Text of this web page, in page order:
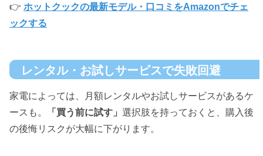
👉 ホットクックの最新モデル・口コミをAmazonでチェ
ックする
レンタル・お試しサービスで失敗回避
家電によっては、月額レンタルやお試しサービスがあるケ
ースも。
「買う前に試す」 選択肢を持っておくと、購入後
の後悔リスクが大幅に下がります。